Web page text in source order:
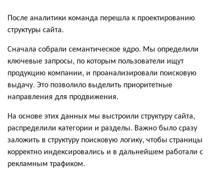
После аналитики команда перешла к проектированию
структуры сайта.
Сначала собрали семантическое ядро. Мы определили
ключевые запросы, по которым пользователи ищут
продукцию компании, и проанализировали поисковую
выдачу. Это позволило выделить приоритетные
направления для продвижения.
На основе этих данных мы выстроили структуру сайта,
распределили категории и разделы. Важно было сразу
заложить в структуру поисковую логику, чтобы страницы
корректно индексировались и в дальнейшем работали с
рекламным трафиком.